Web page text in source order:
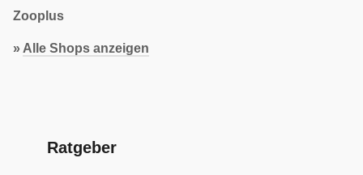
Zooplus
» Alle Shops anzeigen
Ratgeber